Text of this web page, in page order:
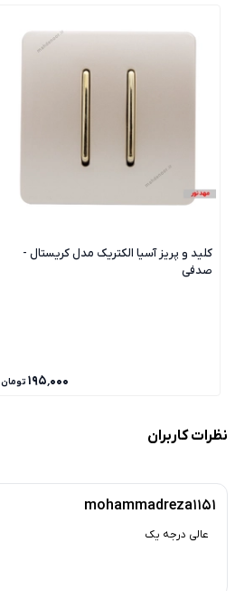
کلید و پریز آسیا الکتریک مدل کریستال -
صدفی
۱۹۵٬۰۰۰ تومان
نظرات کاربران
mohammadreza1151
عالی درجه یک